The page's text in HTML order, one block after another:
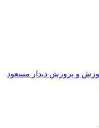
دیدار مسعود